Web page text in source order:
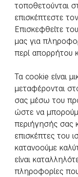
τοποθετούνται
επισκέπτεστε
Επισκεφθείτε
μας για
περί απορρήτου
Τα cookie είναι
μεταφέρονται
σας μέσω του
ώστε να
περιήγησής σας
επισκέπτες του
κατανοούμε
είναι
πληροφορίες